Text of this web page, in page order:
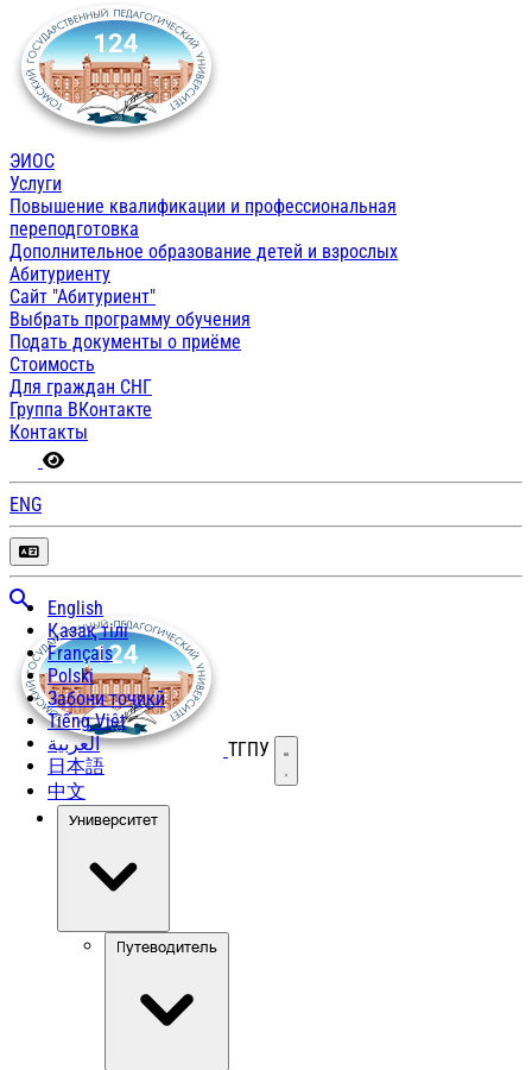
ЭИОС
Услуги
Повышение квалификации и профессиональная
переподготовка
Дополнительное образование детей и взрослых
Абитуриенту
Сайт "Абитуриент"
Выбрать программу обучения
Подать документы о приёме
Стоимость
Для граждан СНГ
Группа ВКонтакте
Контакты
ENG
English
Қазақ тілі
Français
Polski
Забони тоҷикӣ
Tiếng Việt
العربية
日本語
中文
ТГПУ Открыть меню
Университет
Путеводитель